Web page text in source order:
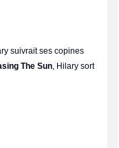
suivrait ses copines
The Sun, Hilary sort